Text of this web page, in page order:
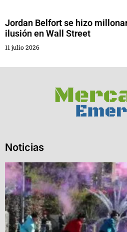
Jordan Belfort se hizo
ilusión en Wall Street
11 julio 2026
Noticias